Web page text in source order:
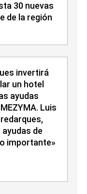
30 nuevas
de la región
invertirá
un hotel
ayudas
Luis
ayudas de
importante»